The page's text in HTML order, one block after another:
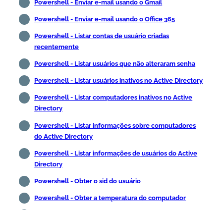
Powershell - Enviar e-mail usando o Gmail
Powershell - Enviar e-mail usando o Office 365
Powershell - Listar contas de usuário criadas
recentemente
Powershell - Listar usuários que não alteraram senha
Powershell - Listar usuários inativos no Active Directory
Powershell - Listar computadores inativos no Active
Directory
Powershell - Listar informações sobre computadores
do Active Directory
Powershell - Listar informações de usuários do Active
Directory
Powershell - Obter o sid do usuário
Powershell - Obter a temperatura do computador